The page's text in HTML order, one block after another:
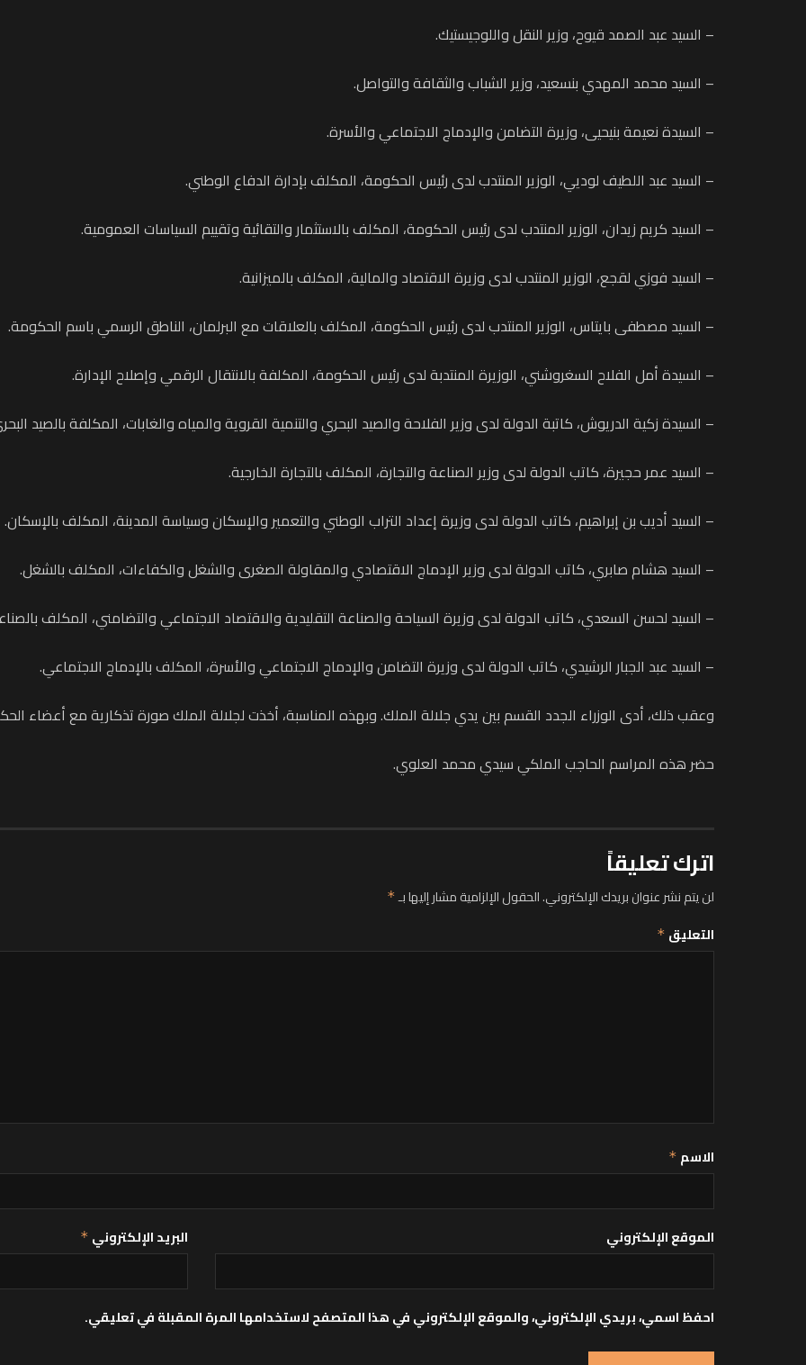
– السيد عبد الصمد قيوح، وزير النقل واللوجيستيك.
– السيد محمد المهدي بنسعيد، وزير الشباب والثقافة والتواصل.
– السيدة نعيمة بنيحيى، وزيرة التضامن والإدماج الاجتماعي والأسرة.
– السيد عبد اللطيف لوديي، الوزير المنتدب لدى رئيس الحكومة، المكلف بإدارة الدفاع الوطني.
– السيد كريم زيدان، الوزير المنتدب لدى رئيس الحكومة، المكلف بالاستثمار والتقائية وتقييم السياسات العمومية.
– السيد فوزي لقجع، الوزير المنتدب لدى وزيرة الاقتصاد والمالية، المكلف بالميزانية.
– السيد مصطفى بايتاس، الوزير المنتدب لدى رئيس الحكومة، المكلف بالعلاقات مع البرلمان، الناطق الرسمي باسم الحكومة.
– السيدة أمل الفلاح السغروشني، الوزيرة المنتدبة لدى رئيس الحكومة، المكلفة بالانتقال الرقمي وإصلاح الإدارة.
– السيدة زكية الدريوش، كاتبة الدولة لدى وزير الفلاحة والصيد البحري والتنمية القروية والمياه والغابات، المكلفة بالصيد
– السيد عمر حجيرة، كاتب الدولة لدى وزير الصناعة والتجارة، المكلف بالتجارة الخارجية.
– السيد أديب بن إبراهيم، كاتب الدولة لدى وزيرة إعداد التراب الوطني والتعمير والإسكان وسياسة المدينة، المكلف بالإسكان.
– السيد هشام صابري، كاتب الدولة لدى وزير الإدماج الاقتصادي والمقاولة الصغرى والشغل والكفاءات، المكلف بالشغل.
– السيد لحسن السعدي، كاتب الدولة لدى وزيرة السياحة والصناعة التقليدية والاقتصاد الاجتماعي والتضامني، المكلف
– السيد عبد الجبار الرشيدي، كاتب الدولة لدى وزيرة التضامن والإدماج الاجتماعي والأسرة، المكلف بالإدماج الاجتماعي.
وعقب ذلك، أدى الوزراء الجدد القسم بين يدي جلالة الملك. وبهذه المناسبة، أخذت لجلالة الملك صورة تذكارية مع أعضاء
حضر هذه المراسم الحاجب الملكي سيدي محمد العلوي.
اترك تعليقاً
لن يتم نشر عنوان بريدك الإلكتروني.الحقول الإلزامية مشار إليها بـ*
التعليق *
الاسم *
البريد الإلكتروني * الموقع الإلكتروني
احفظ اسمي، بريدي الإلكتروني، والموقع الإلكتروني في هذا المتصفح لاستخدامها المرة المقبلة في تعليقي.